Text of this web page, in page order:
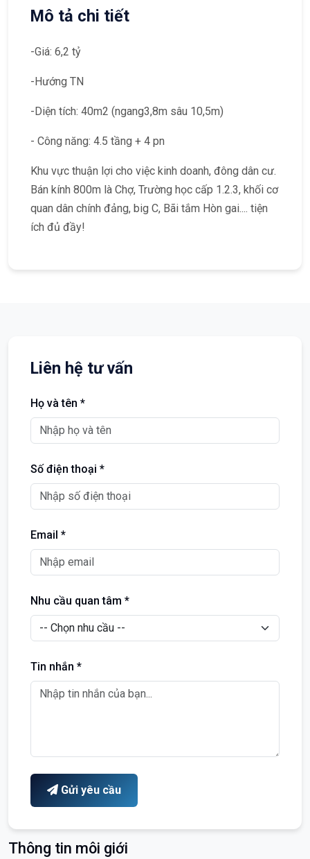
Mô tả chi tiết
-Giá: 6,2 tỷ
-Hướng TN
-Diện tích: 40m2 (ngang3,8m sâu 10,5m)
- Công năng: 4.5 tầng + 4 pn
Khu vực thuận lợi cho việc kinh doanh, đông dân cư.
Bán kính 800m là Chợ, Trường học cấp 1.2.3, khối cơ
quan dân chính đảng, big C, Bãi tắm Hòn gai.... tiện
ích đủ đầy!
Liên hệ tư vấn
Họ và tên *
Số điện thoại *
Email *
Nhu cầu quan tâm *
Tin nhắn *
Gửi yêu cầu
Thông tin môi giới